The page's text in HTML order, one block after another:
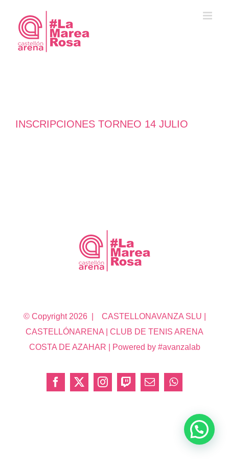
contenido
INSCRIPCIONES TORNEO 14 JULIO
© Copyright 2026 | CASTELLONAVANZA SLU |
CASTELLÓNARENA | CLUB DE TENIS ARENA
COSTA DE AZAHAR | Powered by #avanzalab
Facebook
X InstagramTwitchCorreoWhatsApp